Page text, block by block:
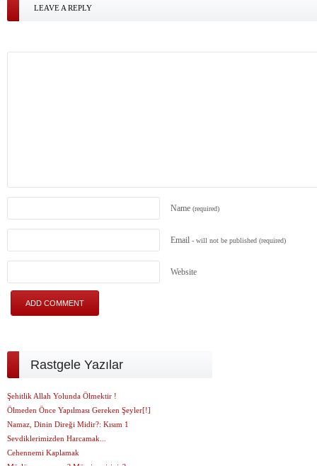
LEAVE A REPLY
Name (required)
Email - will not be published (required)
Website
Rastgele Yazılar
Şehitlik Allah Yolunda Ölmektir !
Ölmeden Önce Yapılması Gereken Şeyler[!]
Namaz, Dinin Direği Midir?: Kısım 1
Sevdiklerimizden Harcamak...
Cehennemi Kaplamak